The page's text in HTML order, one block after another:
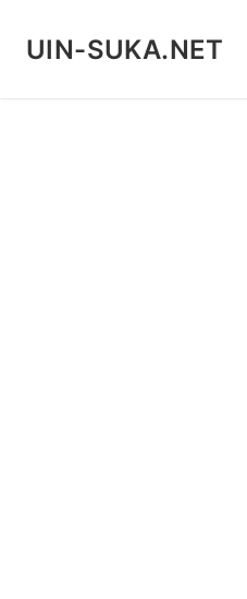
content
UIN-SUKA.NET